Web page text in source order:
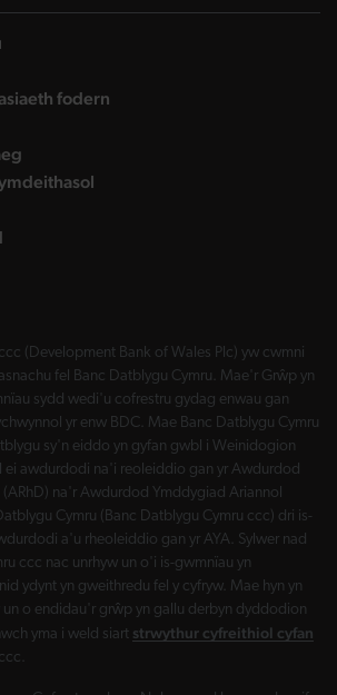
fodern
(Development Bank of Wales Plc) yw cwmni
fel Banc Datblygu Cymru. Mae'r Grŵp yn
sydd wedi'u cofrestru gydag enwau gan
yr enw BDC. Mae Banc Datblygu Cymru
sy'n eiddo yn gyfan gwbl i Weinidogion
ei awdurdodi na'i reoleiddio gan yr Awdurdod
na'r Awdurdod Ymddygiad Ariannol
Cymru (Banc Datblygu Cymru ccc) dri is-
a'u rheoleiddio gan yr AYA. Sylwer nad
ccc nac unrhyw un o'i is-gwmnïau yn
ydynt yn gweithredu fel y cyfryw. Mae hyn yn
o endidau'r grŵp yn gallu derbyn dyddodion
yma i weld siart strwythur cyfreithiol cyfan